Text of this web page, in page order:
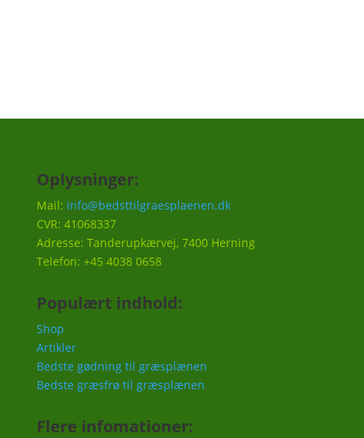
Oplysninger:
Mail: info@bedsttilgraesplaenen.dk
CVR: 41068337
Adresse: Tanderupkærvej, 7400 Herning
Telefon: +45 4038 0658
Populært indhold:
Shop
Artikler
Bedste gødning til græsplænen
Bedste græsfrø til græsplænen
Flere infomationer: